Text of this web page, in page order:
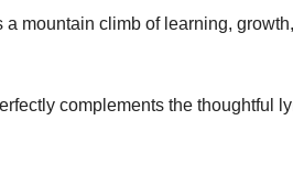
mountain climb of learning,
complements the thoughtful